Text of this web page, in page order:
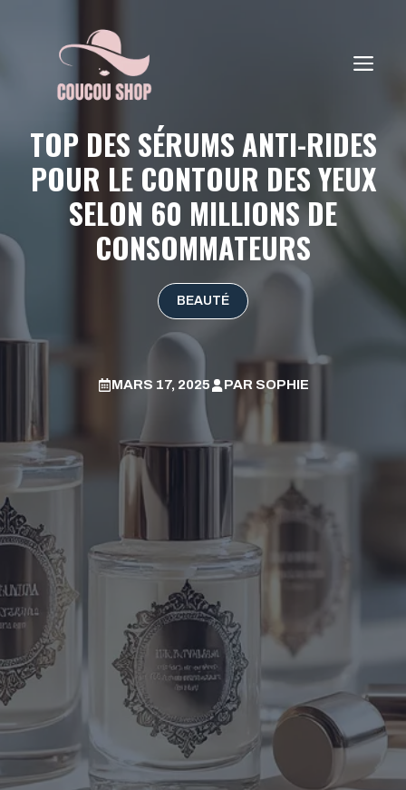
TOP DES SÉRUMS ANTI-RIDES
POUR LE CONTOUR DES YEUX
SELON 60 MILLIONS DE
CONSOMMATEURS
BEAUTÉ
MARS 17, 2025 PAR SOPHIE